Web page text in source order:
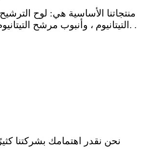
منتجاتنا الأساسية هي: لوح الترشيح
التيتانيوم ، وأنبوب مرشح التيتانيوم المتكلس المسامي ، وأنبوب تصفية مسحوق الفولاذ المقاوم للصدأ ، وشبكة أسلاك الفولاذ المقاوم للصدأ الملبدة وما إلى ذلك. .
نحن نقدر اهتمامك بشركتنا